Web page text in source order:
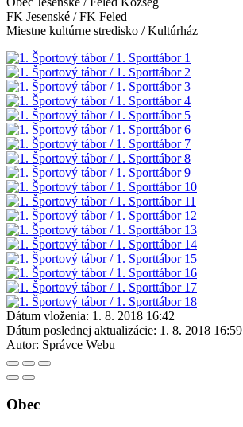
FK Jesenské / FK Feled
Miestne kultúrne stredisko / Kultúrház
Dátum vloženia: 1. 8. 2018 16:42
Dátum poslednej aktualizácie: 1. 8. 2018 16:59
Autor: Správce Webu
Obec